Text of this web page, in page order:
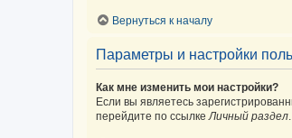
Вернуться к началу
Параметры и настройки
Как мне изменить мои настройки?
Если вы являетесь
перейдите по ссылкеЛичный раздел